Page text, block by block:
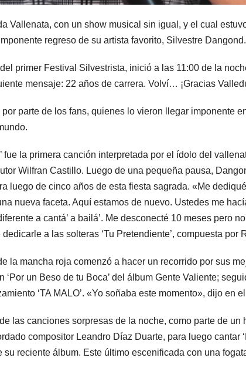
Vallenata, con un show musical sin igual, y el cual
regreso de su artista favorito, Silvestre Dangond.
primer Festival Silvestrista, inició a las 11:00 de la
mensaje: 22 años de carrera. Volví… ¡Gracias
parte de los fans, quienes lo vieron llegar imponente
fue la primera canción interpretada por el ídolo del
Wilfran Castillo. Luego de una pequeña pausa,
luego de cinco años de esta fiesta sagrada. «Me
nueva faceta. Aquí estamos de nuevo. Ustedes me
a cantá’ a bailá’. Me desconecté 10 meses pero
a las solteras ‘Tu Pretendiente’, compuesta por
la mancha roja comenzó a hacer un recorrido por sus
‘Por un Beso de tu Boca’ del álbum Gente Valiente;
‘TA MALO’. «Yo soñaba este momento», dijo en
las canciones sorpresas de la noche, como parte de un
compositor Leandro Díaz Duarte, para luego cantar
su reciente álbum. Este último escenificada con una